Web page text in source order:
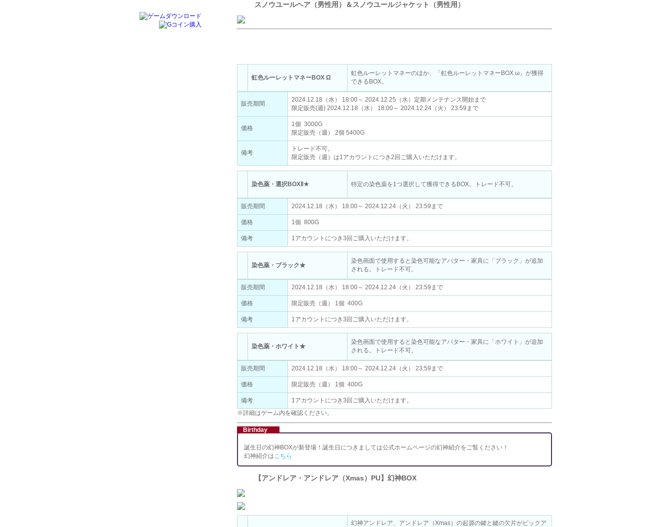
スノウユールヘア（男性用）＆スノウユールジャケット（男性用）
虹色ルーレットマネーBOX Ω
虹色ルーレットマネーのほか、「虹色ルーレットマネーBOX ω」が獲得
できるBOX。
販売期間
2024.12.18（水） 18:00～ 2024.12.25（水）定期メンテナンス開始まで
限定販売(週) 2024.12.18（水） 18:00～ 2024.12.24（火） 23:59まで
価格
1個 3000G
限定販売（週） 2個 5400G
備考
トレード不可。
限定販売（週）は1アカウントにつき2回ご購入いただけます。
染色薬・選択BOXⅡ★ 特定の染色薬を1つ選択して獲得できるBOX。トレード不可。
販売期間 2024.12.18（水） 18:00～ 2024.12.24（火） 23:59まで
価格 1個 800G
備考 1アカウントにつき3回ご購入いただけます。
染色薬・ブラック★
染色画面で使用すると染色可能なアバター・家具に「ブラック」が追加
される。トレード不可。
販売期間 2024.12.18（水） 18:00～ 2024.12.24（火） 23:59まで
価格 限定販売（週） 1個 400G
備考 1アカウントにつき3回ご購入いただけます。
染色薬・ホワイト★
染色画面で使用すると染色可能なアバター・家具に「ホワイト」が追加
される。トレード不可。
販売期間 2024.12.18（水） 18:00～ 2024.12.24（火） 23:59まで
価格 限定販売（週） 1個 400G
備考
1アカウントにつき3回ご購入いただけます。
※詳細はゲーム内を確認ください。
Birthday
誕生日の幻神BOXが新登場！誕生日につきましては公式ホームページの幻神紹介をご覧ください！
幻神紹介はこちら
【アンドレア・アンドレア（Xmas）PU】幻神BOX
幻神アンドレア、アンドレア（Xmas）の起源の鍵と鍵の欠片がピックア